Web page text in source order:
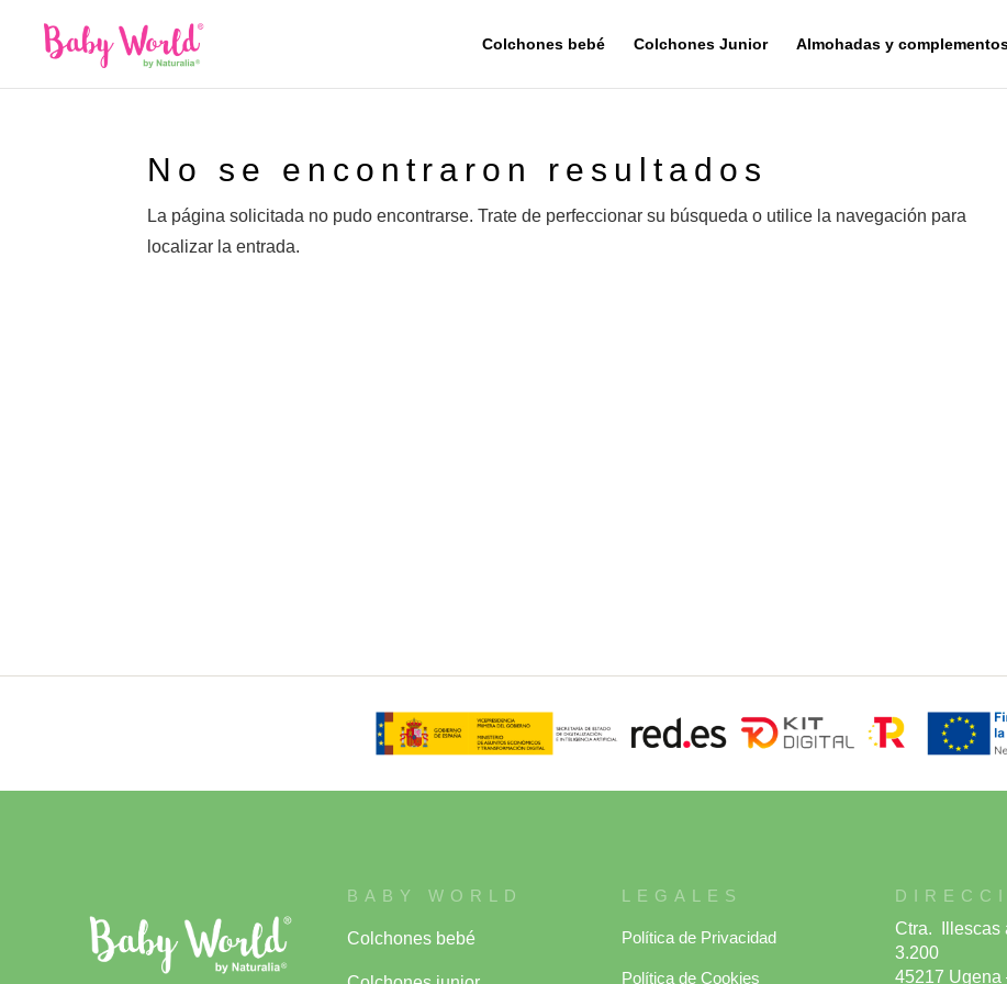
Colchones bebé Colchones Junior Almohadas y
No se encontraron resultados
La página solicitada no pudo encontrarse. Trate de perfeccionar su búsqueda o utilice la navegación para
localizar la entrada.
BABY WORLD
Colchones bebé
LEGALES
Política de Privacidad
Política de Cookies
Ctra. Illescas
3.200
45217 Ugena